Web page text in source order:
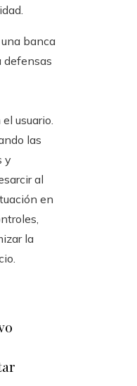
banca
defensas
usuario.
las
y
al
en
la